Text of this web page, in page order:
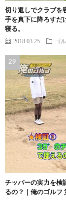
切り返しでクラブを
手を真下に降ろすだ
寝る。
2018.03.25 ゴ
チッパーの実力を検
るの？｜俺のゴルフ